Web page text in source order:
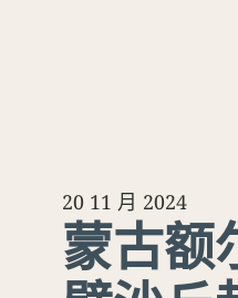
蒙古额
20 11 月 2024